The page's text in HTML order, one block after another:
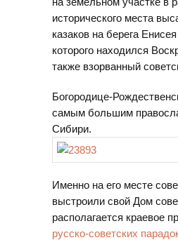
исторического места
казаков на берега
которого находился
также взорванный
Богородице-
самым большим
Сибири.
Именно на его месте
выстроили свой Дом
располагается краевое
русско-советских